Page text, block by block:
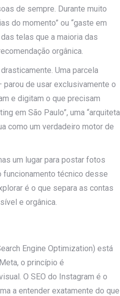
de sempre. Durante muito
do momento” ou “gaste em
telas que a maioria das
orgânica.
Uma parcela
de usar exclusivamente o
e digitam o que precisam
em São Paulo”, uma “arquiteta
como um verdadeiro motor de
um lugar para postar fotos
funcionamento técnico desse
é o que separa as contas
e orgânica.
Engine Optimization) está
o princípio é
O SEO do Instagram é o
a entender exatamente do que